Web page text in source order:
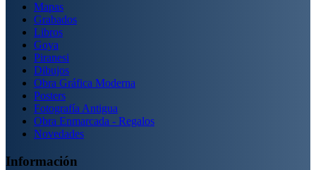
Mapas
Grabados
Libros
Goya
Piranesi
Dibujos
Obra Gráfica Moderna
Posters
Fotografía Antigua
Obra Enmarcada - Regalos
Novedades
Información